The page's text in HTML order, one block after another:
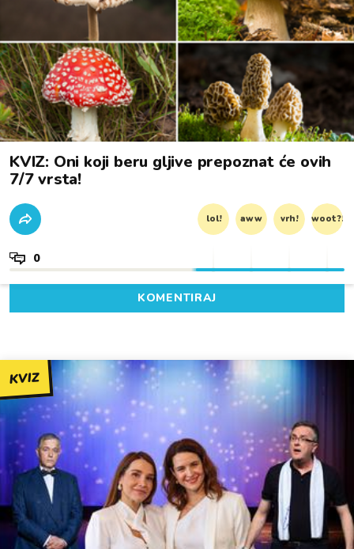
KVIZ: Oni koji beru gljive prepoznat će ovih
7/7 vrsta!
lol! aww vrh! woot?!
0
KOMENTIRAJ
KVIZ